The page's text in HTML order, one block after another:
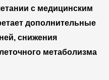
с медицинским
дополнительные
снижения
метаболизма